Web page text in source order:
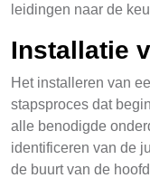
leidingen naar de
Installatie
Het installeren van
stapsproces dat
alle benodigde
identificeren van de
de buurt van de